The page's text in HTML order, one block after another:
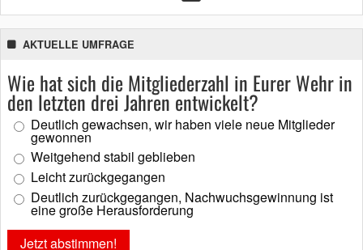
AKTUELLE UMFRAGE
Wie hat sich die Mitgliederzahl in Eurer Wehr in
den letzten drei Jahren entwickelt?
Deutlich gewachsen, wir haben viele neue Mitglieder
gewonnen
Weitgehend stabil geblieben
Leicht zurückgegangen
Deutlich zurückgegangen, Nachwuchsgewinnung ist
eine große Herausforderung